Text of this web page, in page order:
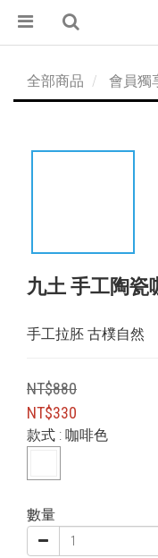
全部商品 會員獨
九土 手工陶瓷
手工拉胚 古樸自然
NT$880
NT$330
款式 : 咖啡色
數量